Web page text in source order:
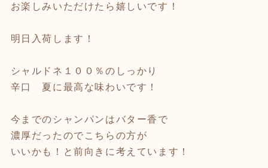
お楽しみいただけたら嬉しいです！
明日入荷します！
シャルドネ１００％のしっかり
辛口 夏に最高な味わいです！
今までのシャンパンはバター香で
濃厚だったのでこちらの方が
いいかも！と前向きに考えています！